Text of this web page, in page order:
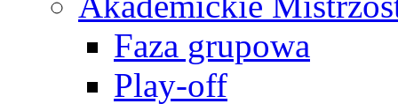
Faza grupowa
Play-off